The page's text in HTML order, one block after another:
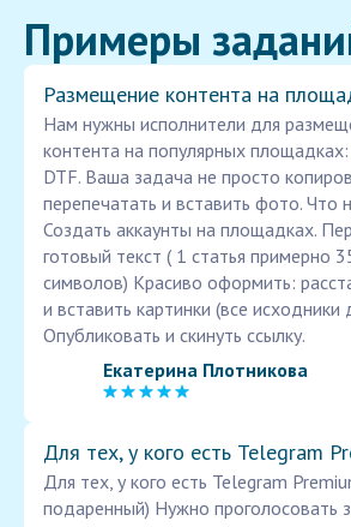
Примеры
Размещение контента на
Нам нужны исполнители для
контента на популярных
DTF. Ваша задача не просто
перепечатать и вставить фото. Что
Создать аккаунты на площадках.
готовый текст ( 1 статья примерно
символов) Красиво оформить:
и вставить картинки (все исходники
Опубликовать и скинуть ссылку.
Екатерина Плотникова
Для тех, у кого есть Telegram
Для тех, у кого есть Telegram
подаренный) Нужно проголосовать